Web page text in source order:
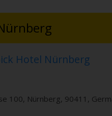
Hotel Nürnberg
100, Nürnberg, 90411 ,